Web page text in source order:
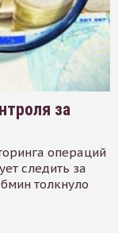
за
операций
следить за
толкнуло